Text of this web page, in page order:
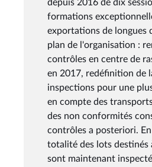
depuis 2016 de dix
formations
exportations de longues
plan de l'organisation :
contrôles en centre de
en 2017, redéfinition de
inspections pour une
en compte des
des non conformités
contrôles a posteriori.
totalité des lots destinés
sont maintenant